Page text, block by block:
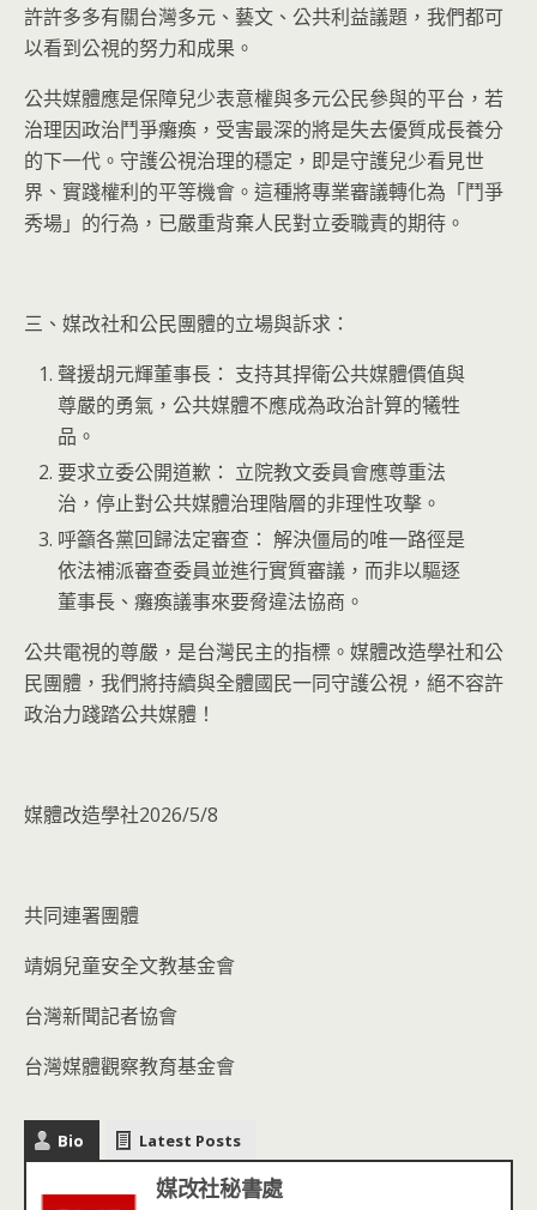
許許多多有關台灣多元、藝文、公共利益議題，我們都可
以看到公視的努力和成果。
公共媒體應是保障兒少表意權與多元公民參與的平台，若
治理因政治鬥爭癱瘓，受害最深的將是失去優質成長養分
的下一代。守護公視治理的穩定，即是守護兒少看見世
界、實踐權利的平等機會。這種將專業審議轉化為「鬥爭
秀場」的行為，已嚴重背棄人民對立委職責的期待。
三、媒改社和公民團體的立場與訴求：
聲援胡元輝董事長： 支持其捍衛公共媒體價值與
尊嚴的勇氣，公共媒體不應成為政治計算的犧牲
品。
要求立委公開道歉： 立院教文委員會應尊重法
治，停止對公共媒體治理階層的非理性攻擊。
呼籲各黨回歸法定審查： 解決僵局的唯一路徑是
依法補派審查委員並進行實質審議，而非以驅逐
董事長、癱瘓議事來要脅違法協商。
公共電視的尊嚴，是台灣民主的指標。媒體改造學社和公
民團體，我們將持續與全體國民一同守護公視，絕不容許
政治力踐踏公共媒體！
媒體改造學社2026/5/8
共同連署團體
靖娟兒童安全文教基金會
台灣新聞記者協會
台灣媒體觀察教育基金會
Bio Latest Posts
媒改社秘書處